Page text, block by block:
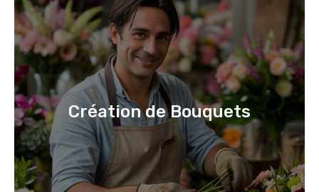
Création de Bouquets